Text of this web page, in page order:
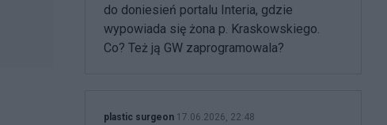
do doniesień portalu Interia, gdzie
wypowiada się żona p. Kraskowskiego.
Co? Też ją GW zaprogramowala?
plastic surgeon 17.06.2026, 22:48